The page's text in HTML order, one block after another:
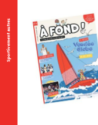
Sportivement autres